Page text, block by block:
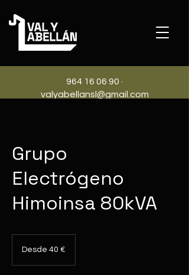
964 16 06 90 ·
valyabellansl@gmail.com
Grupo
Electrógeno
Himoinsa 80kVA
eurosDesde 40 €